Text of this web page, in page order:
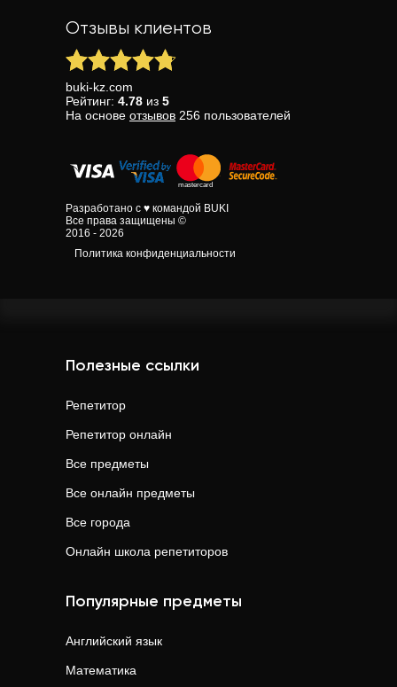
Отзывы клиентов
buki-kz.com
Рейтинг: 4.78 из 5
На основе отзывов 256 пользователей
Разработано с ♥ командой BUKI
Все права защищены ©
2016 - 2026
Политика конфиденциальности
Полезные ссылки
Репетитор
Репетитор онлайн
Все предметы
Все онлайн предметы
Все города
Онлайн школа репетиторов
Популярные предметы
Английский язык
Математика